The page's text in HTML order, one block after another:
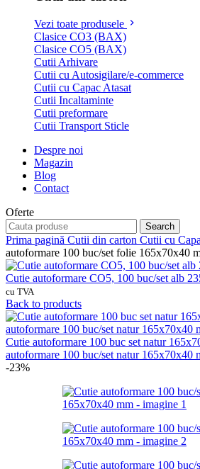
Vezi toate produsele
Clasice CO3 (BAX)
Clasice CO5 (BAX)
Cutii Arhivare
Cutii cu Autosigilare/e-commerce
Cutii cu Capac Atasat
Cutii Incaltaminte
Cutii preformare
Cutii Transport Sticle
Despre noi
Magazin
Blog
Contact
Oferte
Search
Prima pagină Cutii din carton Cutii cu
autoformare 100 buc/set folie 165x70x40
Cutie autoformare CO5, 100 buc/set alb
cu TVA
Back to products
Cutie autoformare 100 buc set natur
autoformare 100 buc/set natur 165x70x40
-23%